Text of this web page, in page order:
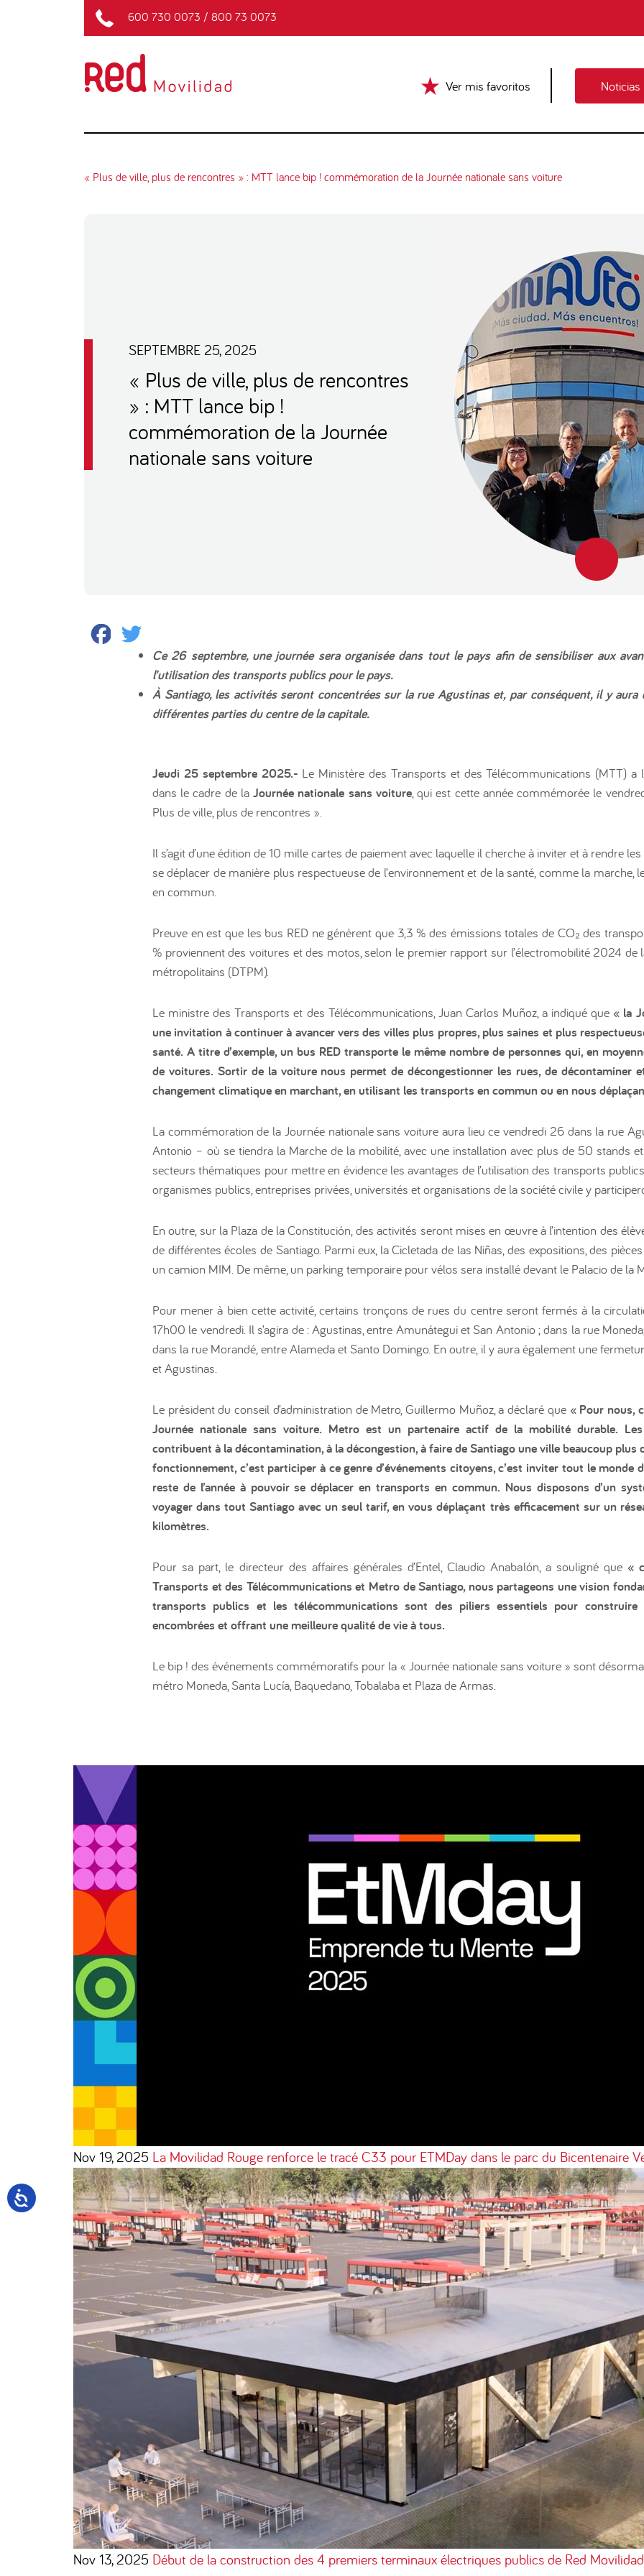
600 730 0073 / 800 73 0073
Ver mis favoritos Noticias
« Plus de ville, plus de rencontres » : MTT lance bip ! commémoration de la Journée nationale sans voiture
SEPTEMBRE 25, 2025
« Plus de ville, plus de rencontres
» : MTT lance bip !
commémoration de la Journée
nationale sans voiture
Facebook
Ce 26 septembre, une journée sera organisée dans tout le pays afin de sensibiliser aux
l’utilisation des transports publics pour le pays.
À Santiago, les activités seront concentrées sur la rue Agustinas et, par conséquent, il y
différentes parties du centre de la capitale.
Jeudi 25 septembre 2025.- Le Ministère des Transports et des Télécommunications (MTT)
dans le cadre de laJournée nationale sans voiture, qui est cette année commémorée le
Plus de ville, plus de rencontres ».
Il s’agit d’une édition de 10 mille cartes de paiement avec laquelle il cherche à inviter et à rendre
se déplacer de manière plus respectueuse de l’environnement et de la santé, comme la marche,
en commun.
Preuve en est que les bus RED ne génèrent que 3,3 % des émissions totales de CO₂ des
% proviennent des voitures et des motos, selon le premier rapport sur l’électromobilité 2024
métropolitains (DTPM).
Le ministre des Transports et des Télécommunications, Juan Carlos Muñoz, a indiqué que « la
une invitation à continuer à avancer vers des villes plus propres, plus saines et plus
santé. A titre d’exemple, un bus RED transporte le même nombre de personnes qui, en
de voitures. Sortir de la voiture nous permet de décongestionner les rues, de décontaminer
changement climatique en marchant, en utilisant les transports en commun ou en nous
La commémoration de la Journée nationale sans voiture aura lieu ce vendredi 26 dans la rue
Antonio – où se tiendra la Marche de la mobilité, avec une installation avec plus de 50 stands
secteurs thématiques pour mettre en évidence les avantages de l’utilisation des transports
organismes publics, entreprises privées, universités et organisations de la société civile y
En outre, sur la Plaza de la Constitución, des activités seront mises en œuvre à l’intention des
de différentes écoles de Santiago. Parmi eux, la Cicletada de las Niñas, des expositions, des
un camion MIM. De même, un parking temporaire pour vélos sera installé devant le Palacio de la
Pour mener à bien cette activité, certains tronçons de rues du centre seront fermés à la
17h00 le vendredi. Il s’agira de : Agustinas, entre Amunátegui et San Antonio ; dans la rue
dans la rue Morandé, entre Alameda et Santo Domingo. En outre, il y aura également une
et Agustinas.
Le président du conseil d’administration de Metro, Guillermo Muñoz, a déclaré que « Pour nous,
Journée nationale sans voiture. Metro est un partenaire actif de la mobilité durable.
contribuent à la décontamination, à la décongestion, à faire de Santiago une ville beaucoup
fonctionnement, c’est participer à ce genre d’événements citoyens, c’est inviter tout le monde
reste de l’année à pouvoir se déplacer en transports en commun. Nous disposons d’un
voyager dans tout Santiago avec un seul tarif, en vous déplaçant très efficacement sur un
kilomètres.
Pour sa part, le directeur des affaires générales d’Entel, Claudio Anabalón, a souligné que «
Transports et des Télécommunications et Metro de Santiago, nous partageons une vision
transports publics et les télécommunications sont des piliers essentiels pour
encombrées et offrant une meilleure qualité de vie à tous.
Le bip ! des événements commémoratifs pour la « Journée nationale sans voiture » sont
métro Moneda, Santa Lucía, Baquedano, Tobalaba et Plaza de Armas.
Nov 19, 2025 La Movilidad Rouge renforce le tracé C33 pour ETMDay dans le parc du Bicentenaire
Nov 13, 2025 Début de la construction des 4 premiers terminaux électriques publics de Red Movilidad